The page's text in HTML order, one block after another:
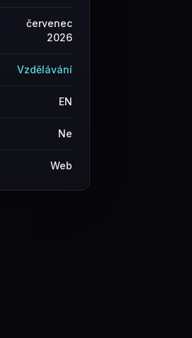
červenec
2026
Vzdělávání
EN
Ne
Web